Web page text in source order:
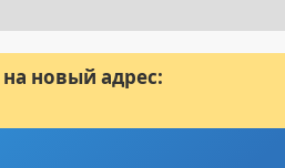
новый адрес: